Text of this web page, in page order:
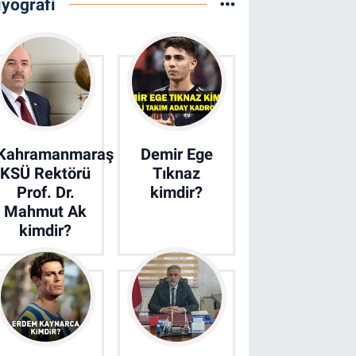
KSÜ Rektörü
Prof. Dr.
Mahmut Ak
kimdir?
Demir Ege
Tıknaz
kimdir?